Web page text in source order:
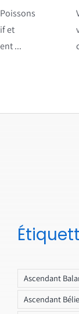
et
...
Ascendant
Ascendant